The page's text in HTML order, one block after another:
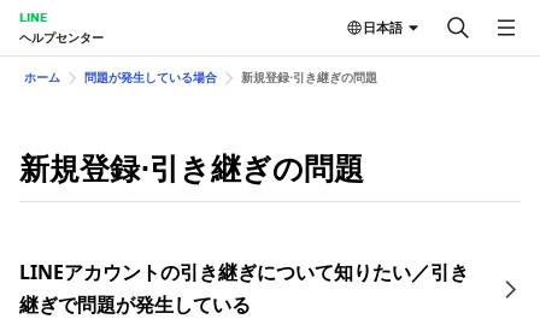
LINE
ヘルプセンター
日本語
ホーム 問題が発生している場合 新規登録⋅引き継ぎの問題
新規登録⋅引き継ぎの問題
LINEアカウントの引き継ぎについて知りたい／引き
継ぎで問題が発生している